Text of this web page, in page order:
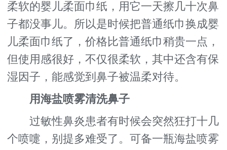
柔软的婴儿柔面巾纸，用它一天擦几十次鼻
子都没事儿。所以是时候把普通纸巾换成婴
儿柔面巾纸了，价格比普通纸巾稍贵一点，
但使用感很好，不仅很柔软，其中还含有保
湿因子，能感觉到鼻子被温柔对待。
用海盐喷雾清洗鼻子
过敏性鼻炎患者有时候会突然狂打十几
个喷嚏，别提多难受了。可备一瓶海盐喷雾